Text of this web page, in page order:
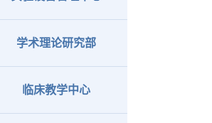
学术理论研究部
临床教学中心